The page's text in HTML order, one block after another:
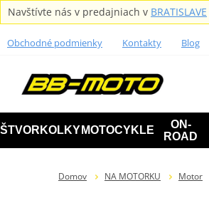
Navštívte nás v predajniach v BRATISLAVE
Obchodné podmienky Kontakty Blog
ŠTVORKOLKY MOTOCYKLE
ON-
ROAD
Domov NA MOTORKU Motor